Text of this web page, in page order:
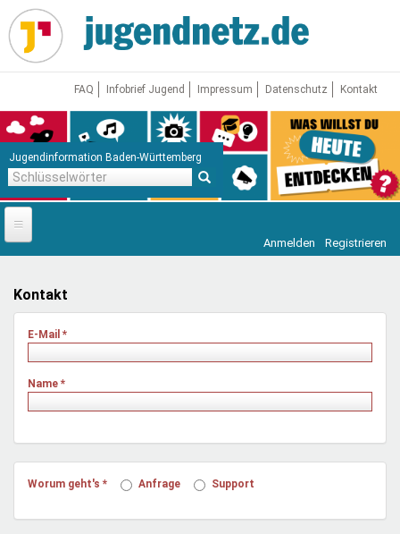
Direkt
zum
Inhalt
FAQ Infobrief Jugend Impressum Datenschutz Kontakt
Jugendinformation Baden-Württemberg
Startseite
News
Jugendnetz
Freizeit & Reisen
Mentoren & Projekte
Vor Ort
Anmelden Registrieren
Kontakt
E-Mail *
Name *
Worum geht's * Anfrage Support